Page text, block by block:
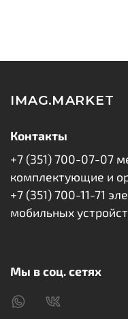
IMAG.MARKET
Контакты
+7 (351) 700-07-07
комплектующие и
+7 (351) 700-11-71
мобильных
Мы в соц. сетях